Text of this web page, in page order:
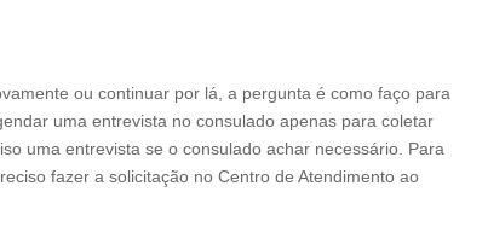
ou continuar por lá, a pergunta é como faço para
uma entrevista no consulado apenas para coletar
uma entrevista se o consulado achar necessário. Para
fazer a solicitação no Centro de Atendimento ao